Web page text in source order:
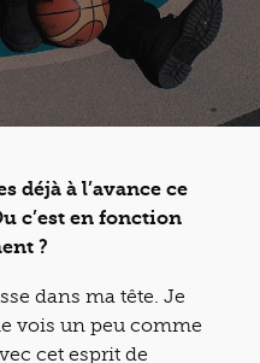
déjà à l’avance ce
c’est en fonction
?
dans ma tête. Je
vois un peu comme
cet esprit de